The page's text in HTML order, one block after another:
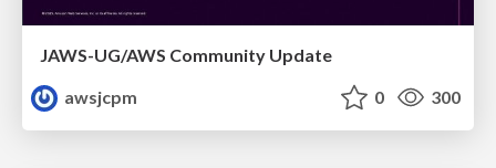
JAWS-UG/AWS Community Update
awsjcpm
0 300